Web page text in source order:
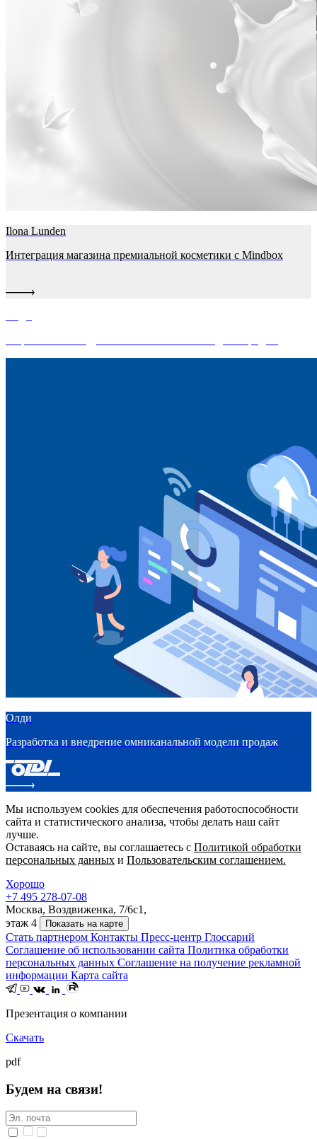
Ilona Lunden
Интеграция магазина премиальной косметики с Mindbox
Олди
Разработка и внедрение омниканальной модели продаж
Мы используем cookies для обеспечения работоспособности
сайта и статистического анализа, чтобы делать наш сайт
лучше.
Оставаясь на сайте, вы соглашаетесь с Политикой обработки
персональных данных и Пользовательским соглашением.
Хорошо
+7 495 278-07-08
Москва, Воздвиженка, 7/6с1,
этаж 4
Показать на карте
Стать партнером Контакты Пресс-центр Глоссарий
Соглашение об использовании сайта Политика обработки
персональных данных Соглашение на получение рекламной
информации Карта сайта
Презентация о компании
Скачать
pdf
Будем на связи!